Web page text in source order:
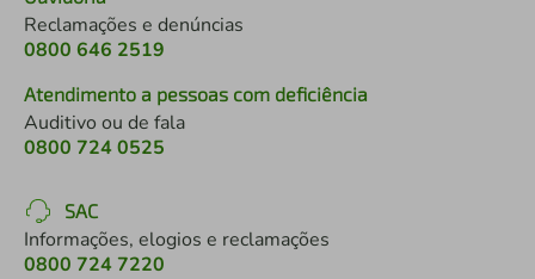
Reclamações e denúncias
0800 646 2519
Atendimento a pessoas com deficiência
Auditivo ou de fala
0800 724 0525
SAC
Informações, elogios e reclamações
0800 724 7220